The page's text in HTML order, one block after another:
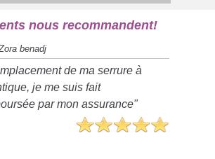
nous recommandent!
benadj
de ma serrure à
je me suis fait
par mon assurance"